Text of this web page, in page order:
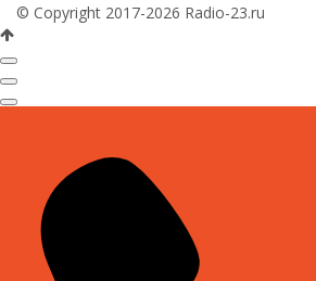
© Copyright 2017-2026 Radio-23.ru